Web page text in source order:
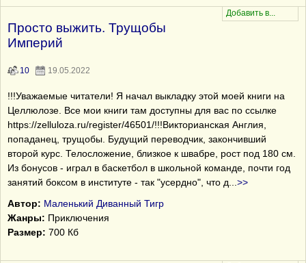
Просто выжить. Трущобы
Империй
10 19.05.2022
!!!Уважаемые читатели! Я начал выкладку этой моей книги на
Целлюлозе. Все мои книги там доступны для вас по ссылке
https://zelluloza.ru/register/46501/!!!Викторианская Англия,
попаданец, трущобы. Будущий переводчик, закончивший
второй курс. Телосложение, близкое к швабре, рост под 180 см.
Из бонусов - играл в баскетбол в школьной команде, почти год
занятий боксом в институте - так "усердно", что д
>>
Автор: Маленький Диванный Тигр
Жанры: Приключения
Размер: 700 Кб